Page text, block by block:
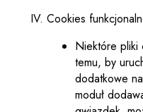
Cookies
Niektóre pliki
temu, by
dodatkowe
moduł